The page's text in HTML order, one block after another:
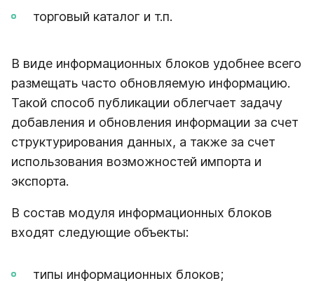
торговый каталог и т.п.
В виде информационных блоков удобнее всего
размещать часто обновляемую информацию.
Такой способ публикации облегчает задачу
добавления и обновления информации за счет
структурирования данных, а также за счет
использования возможностей импорта и
экспорта.
В состав модуля информационных блоков
входят следующие объекты:
типы информационных блоков;